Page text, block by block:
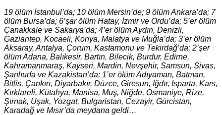
19 ölüm İstanbul’da; 10 ölüm Mersin’de; 9 ölüm Ankara’da; 7
ölüm Bursa’da; 6’şar ölüm Hatay, İzmir ve Ordu’da; 5’er ölüm
Çanakkale ve Sakarya’da; 4’er ölüm Aydın, Denizli,
Gaziantep, Kocaeli, Konya, Malatya ve Muğla’da; 3’er ölüm
Aksaray, Antalya, Çorum, Kastamonu ve Tekirdağ’da; 2’şer
ölüm Adana, Balıkesir, Bartın, Bilecik, Burdur, Edirne,
Kahramanmaraş, Kayseri, Mardin, Nevşehir, Samsun, Sivas,
Şanlıurfa ve Kazakistan’da; 1’er ölüm Adıyaman, Batman,
Bitlis, Çankırı, Diyarbakır, Düzce, Giresun, Iğdır, Isparta, Kars,
Kırklareli, Kütahya, Manisa, Muş, Niğde, Osmaniye, Rize,
Şırnak, Uşak, Yozgat, Bulgaristan, Cezayir, Gürcistan,
Karadağ ve Mısır’da meydana geldi…